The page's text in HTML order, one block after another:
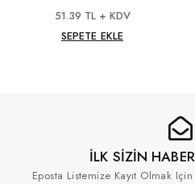
51.39 TL + KDV
SEPETE EKLE
İLK SİZİN
Eposta Listemize Kayıt Olmak